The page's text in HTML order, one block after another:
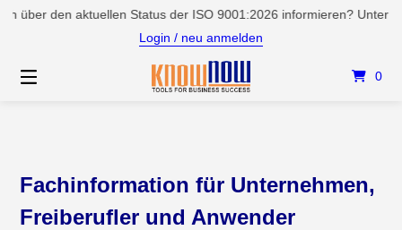
Springenaktuellen Status der ISO 9001:2026 informieren? Unter
Login / neu anmelden
0
Fachinformation für Unternehmen,
Freiberufler und Anwender